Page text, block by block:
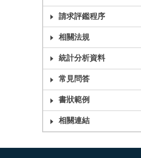
請求評鑑程序
相關法規
統計分析資料
常見問答
書狀範例
相關連結